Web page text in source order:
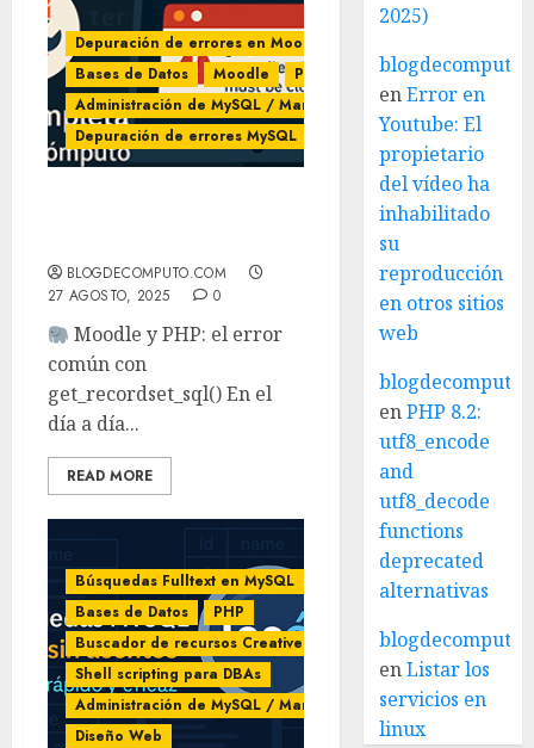
Depuración de errores en Moodle
Bases de Datos
Moodle
PHP
Administración de MySQL / MariaDB
Depuración de errores MySQL
BLOGDECOMPUTO.COM
27 AGOSTO, 2025
0
Moodle y PHP: el error
común con
get_recordset_sql() En el
día a día...
READ MORE
Búsquedas Fulltext en MySQL
Bases de Datos
PHP
Buscador de recursos Creative Commons
Shell scripting para DBAs
Administración de MySQL / MariaDB
Diseño Web
2025)
enError en
Youtube: El
propietario
del vídeo ha
inhabilitado
su
reproducción
en otros sitios
web
enPHP 8.2:
utf8_encode
and
utf8_decode
functions
deprecated
alternativas
enListar los
servicios en
linux